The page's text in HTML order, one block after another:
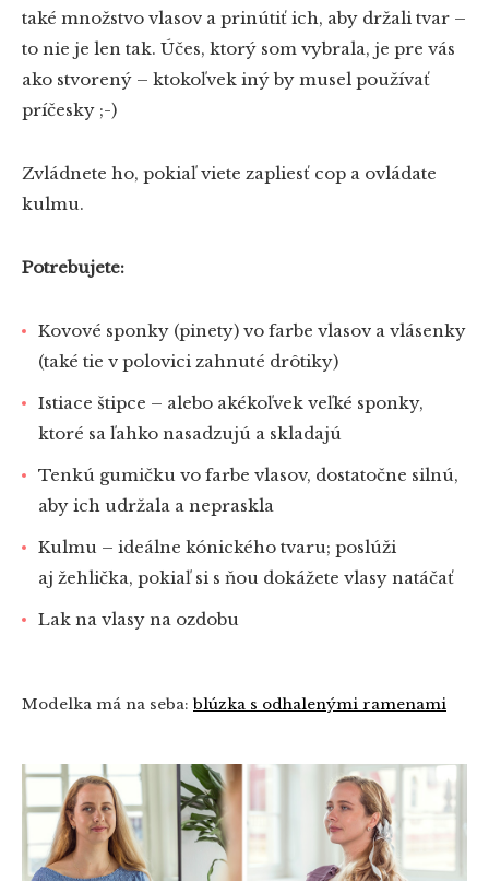
také množstvo vlasov a prinútiť ich, aby držali tvar –
to nie je len tak. Účes, ktorý som vybrala, je pre vás
ako stvorený – ktokoľvek iný by musel používať
príčesky ;-)
Zvládnete ho, pokiaľ viete zapliesť cop a ovládate
kulmu.
Potrebujete:
Kovové sponky (pinety) vo farbe vlasov a vlásenky
(také tie v polovici zahnuté drôtiky)
Istiace štipce – alebo akékoľvek veľké sponky,
ktoré sa ľahko nasadzujú a skladajú
Tenkú gumičku vo farbe vlasov, dostatočne silnú,
aby ich udržala a nepraskla
Kulmu – ideálne kónického tvaru; poslúži
aj žehlička, pokiaľ si s ňou dokážete vlasy natáčať
Lak na vlasy na ozdobu
Modelka má na seba: blúzka s odhalenými ramenami